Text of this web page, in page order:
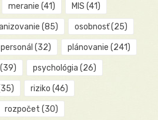
meranie (41) MIS (41)
(85) osobnosť(25)
personál (32) plánovanie (241)
psychológia (26)
riziko (46)
rozpočet (30)